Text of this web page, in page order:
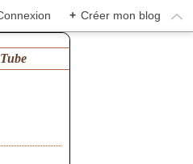
+ Créer mon blog